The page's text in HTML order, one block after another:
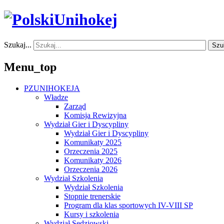
Szukaj...
Menu_top
PZUNIHOKEJA
Władze
Zarząd
Komisja Rewizyjna
Wydział Gier i Dyscypliny
Wydział Gier i Dyscypliny
Komunikaty 2025
Orzeczenia 2025
Komunikaty 2026
Orzeczenia 2026
Wydział Szkolenia
Wydział Szkolenia
Stopnie trenerskie
Program dla klas sportowych IV-VIII SP
Kursy i szkolenia